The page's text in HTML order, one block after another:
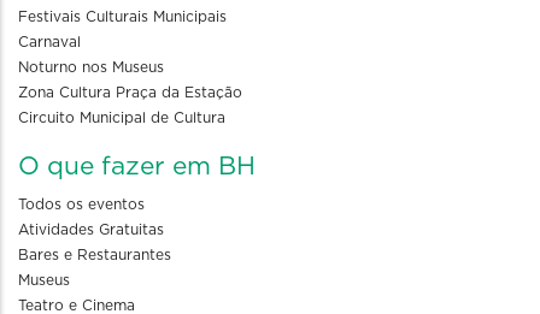
Festivais Culturais Municipais
Carnaval
Noturno nos Museus
Zona Cultura Praça da Estação
Circuito Municipal de Cultura
O que fazer em BH
Todos os eventos
Atividades Gratuitas
Bares e Restaurantes
Museus
Teatro e Cinema